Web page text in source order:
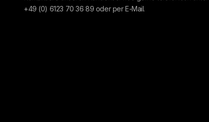
+49 (0) 6123 70 36 89 oder perE-Mail.